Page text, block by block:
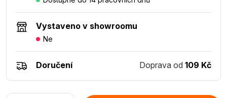
Vystaveno v showroomu
Ne
Doručení Doprava od 109 Kč